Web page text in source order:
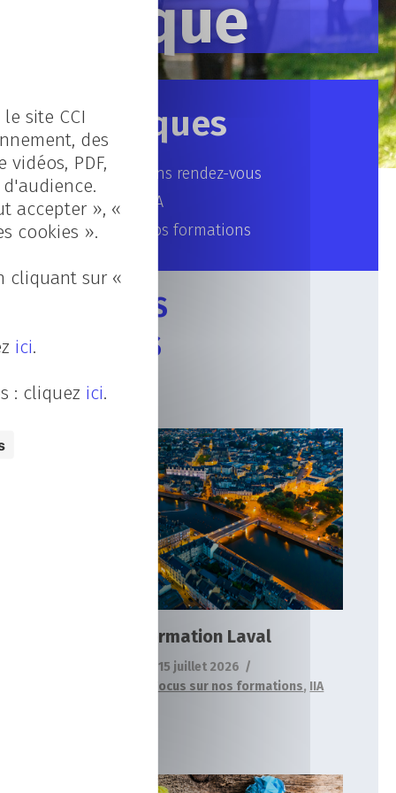
Rubriques
Nos prochains rendez-vous
La vie au CFA
Focus sur nos formations
ARTICLES
RÉCENTS
Formation Laval
Focus sur nos formations
IIA
Formation Laval
15 juillet 2026
Focus sur nos formations, IIA
site CCI
des
PDF,
accepter », «
cookies ».
cliquant sur «
ici.
: cliquez ici.